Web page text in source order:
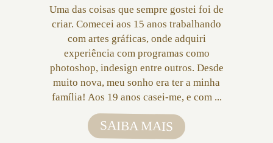
Uma das coisas que sempre gostei foi de
criar. Comecei aos 15 anos trabalhando
com artes gráficas, onde adquiri
experiência com programas como
photoshop, indesign entre outros. Desde
muito nova, meu sonho era ter a minha
família! Aos 19 anos casei-me, e com ...
SAIBA MAIS